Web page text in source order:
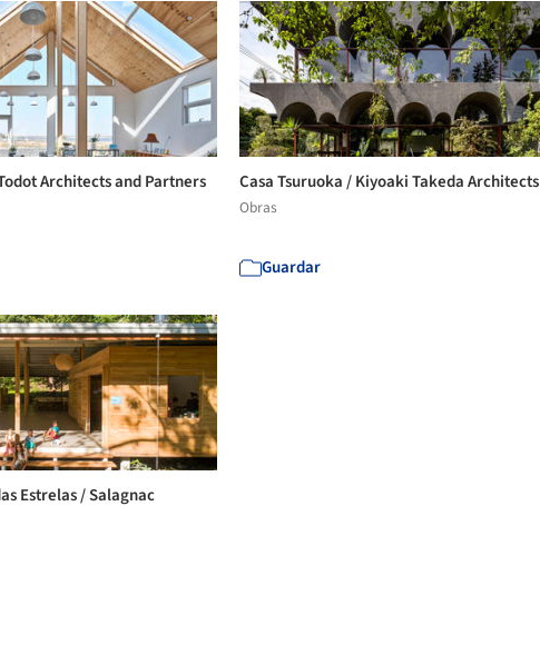
Architects and Partners Casa Tsuruoka / Kiyoaki Takeda Architects
Obras
Guardar
Estrelas / Salagnac